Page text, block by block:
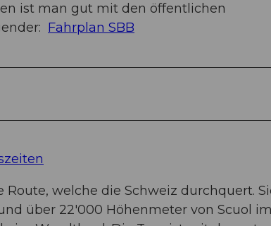
ist man gut mit den öffentlichen
Fahrplan SBB
welche die Schweiz durchquert.
über 22'000 Höhenmeter von Scuol